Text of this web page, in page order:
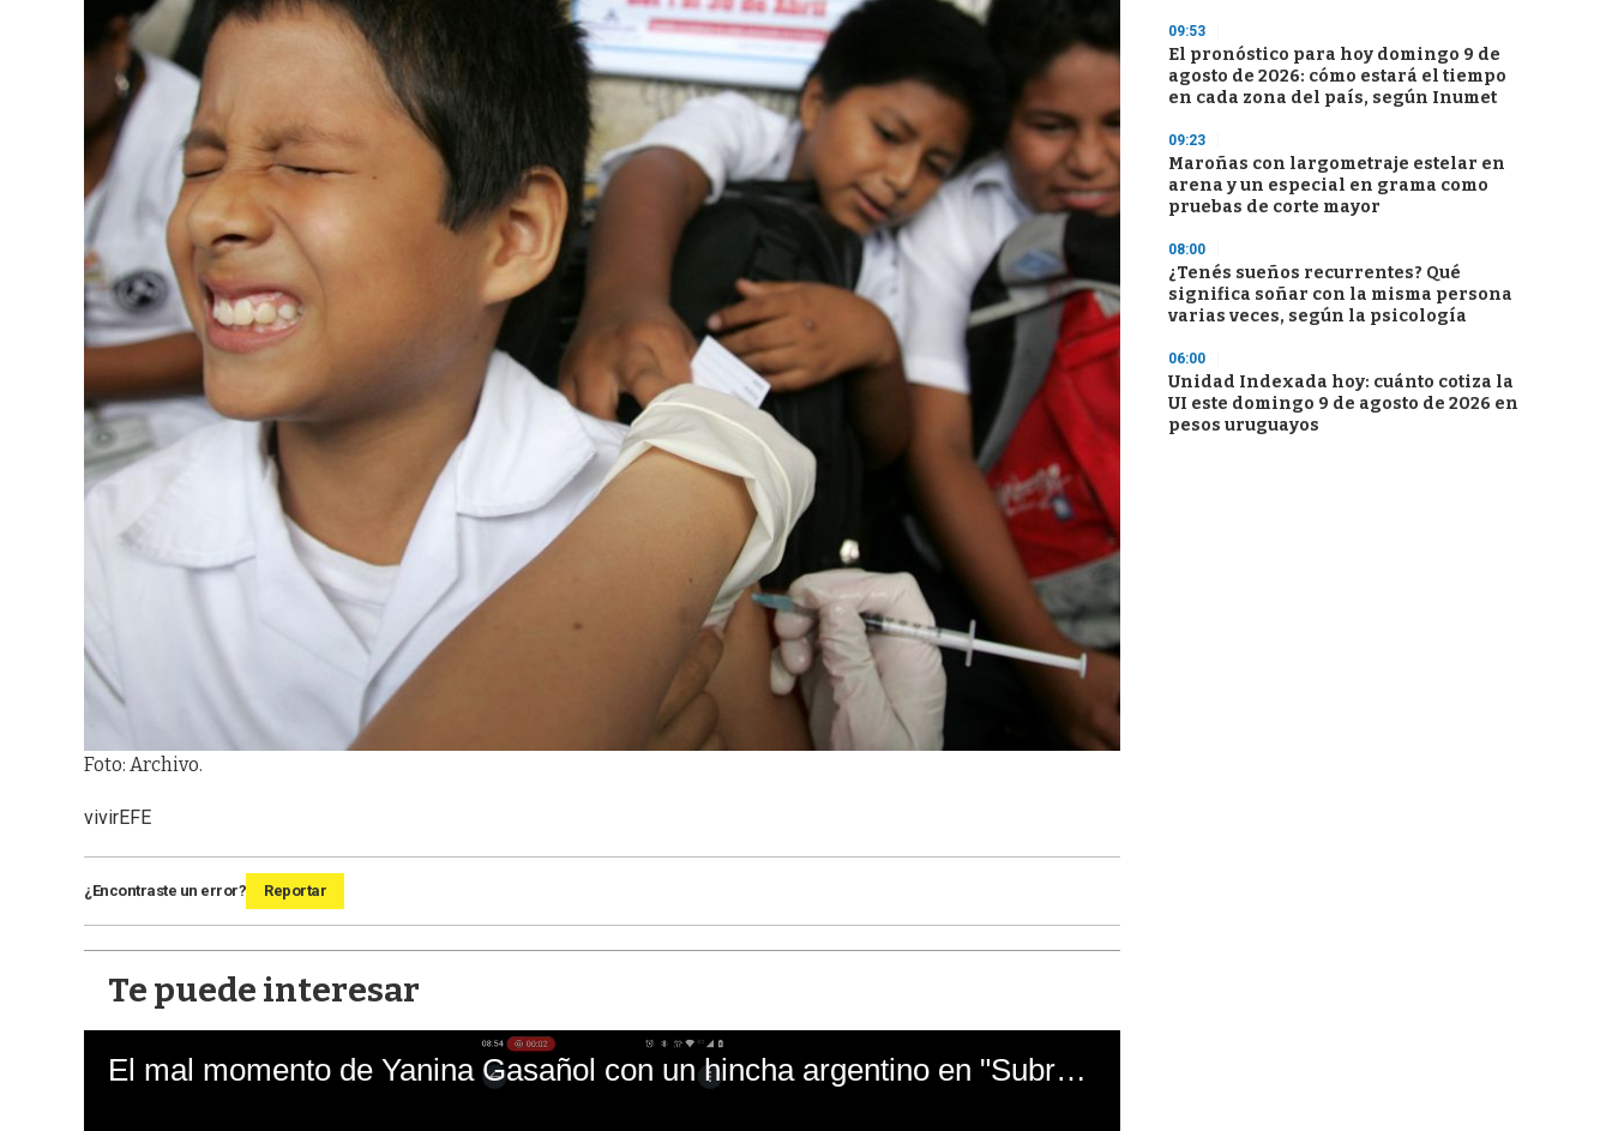
Foto: Archivo.
vivirEFE
¿Encontraste un error? Reportar
Te puede interesar
El mal momento de Yanina Gasañol con un hincha argentino en "Subrayado"
09:53
El pronóstico para hoy domingo 9 de
agosto de 2026: cómo estará el tiempo
en cada zona del país, según Inumet
09:23
Maroñas con largometraje estelar en
arena y un especial en grama como
pruebas de corte mayor
08:00
¿Tenés sueños recurrentes? Qué
significa soñar con la misma persona
varias veces, según la psicología
06:00
Unidad Indexada hoy: cuánto cotiza la
UI este domingo 9 de agosto de 2026 en
pesos uruguayos